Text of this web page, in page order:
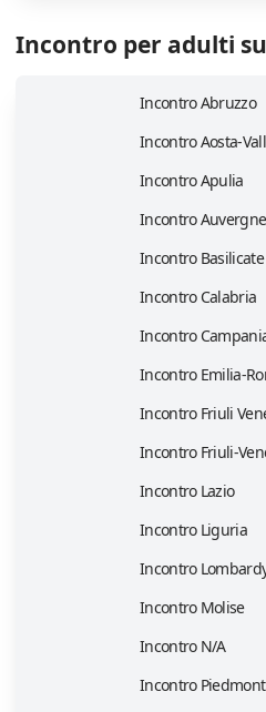
Incontro per adulti
Incontro Abruzzo
Incontro Aosta-
Incontro Apulia
Incontro
Incontro Basilicate
Incontro Calabria
Incontro
Incontro Emilia-
Incontro Friuli
Incontro Friuli-
Incontro Lazio
Incontro Liguria
Incontro
Incontro Molise
Incontro N/A
Incontro Piedmont